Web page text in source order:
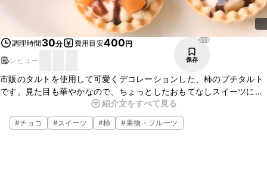
調理時間 30分 費用目安400円
レビュー
316
保存
市販のタルトを使用して可愛くデコレーションした、柿のプチタルト
です。見た目も華やかなので、ちょっとしたおもてなしスイーツにオ
ススメです。簡単なのに手が込んで見えるのもオススメですよ。是
非、気軽にお試し下さい。
紹介文をすべて見る
#チョコ #スイーツ #柿 #果物・フルーツ